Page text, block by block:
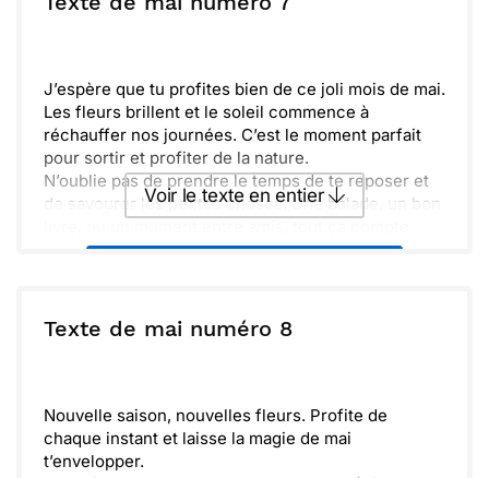
J’espère que tu profites bien de ce joli mois de mai.
Les fleurs brillent et le soleil commence à
réchauffer nos journées. C’est le moment parfait
pour sortir et profiter de la nature.
N’oublie pas de prendre le temps de te reposer et
de savourer les petites choses. Une balade, un bon
pour se ressourcer.
toi et profite pleinement du printemps.
Voir le texte en entier
ou : Copier Recevoir par mail
Texte de mai numéro 8
Nouvelle saison, nouvelles fleurs. Profite de
chaque instant et laisse la magie de mai
t’envelopper.